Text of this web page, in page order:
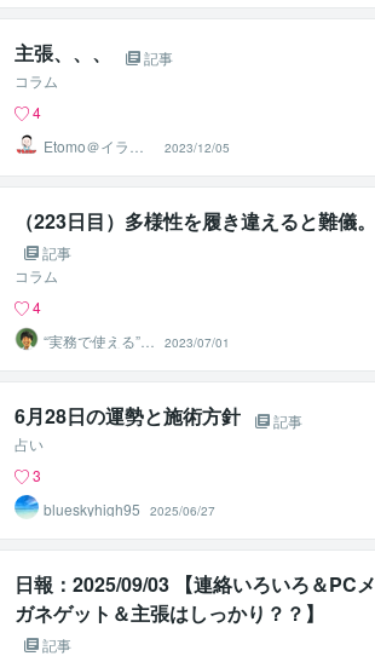
相談サロン
主張、、、
記事
コラム
4
Etomo＠イラス
2023/12/05
（223日目）多様性を履き違えると難儀。
記事
コラム
4
“実務で使える”改
善パートナー／
かめきち
2023/07/01
6月28日の運勢と施術方針
記事
占い
3
blueskyhigh95
2025/06/27
日報：2025/09/03 【連絡いろいろ＆PCメ
ガネゲット＆主張はしっかり？？】
記事